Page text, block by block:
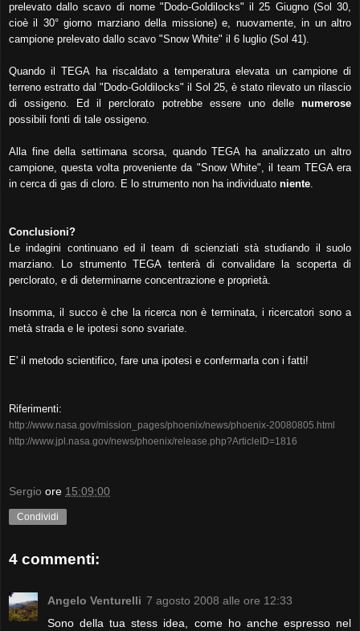
prelevato dallo scavo di nome "Dodo-Goldilocks" il 25 Giugno (Sol 30,
cioè il 30° giorno marziano della missione) e, nuovamente, in un altro
campione prelevato dallo scavo "Snow White" il 6 luglio (Sol 41).
Quando il TEGA ha riscaldato a temperatura elevata un campione di
terreno estratto dal "Dodo-Goldilocks" il Sol 25, è stato rilevato un rilascio
di ossigeno. Ed il perclorato potrebbe essere uno delle numerose
possibili fonti di tale ossigeno.
Alla fine della settimana scorsa, quando TEGA ha analizzato un altro
campione, questa volta proveniente da "Snow White", il team TEGA era
in cerca di gas di cloro. E lo strumento non ha individuato niente.
Conclusioni?
Le indagini continuano ed il team di scienziati stà studiando il suolo
marziano. Lo strumento TEGA tenterà di convalidare la scoperta di
perclorato, e di determinarne concentrazione e proprietà.
Insomma, il succo è che la ricerca non è terminata, i ricercatori sono a
metà strada e le ipotesi sono svariate.
E' il metodo scientifico, fare una ipotesi e confermarla con i fatti!
Riferimenti:
http://www.nasa.gov/mission_pages/phoenix/news/phoenix-20080805.html
http://www.jpl.nasa.gov/news/phoenix/release.php?ArticleID=1816
Sergio ore 15:09:00
Condividi
4 commenti:
Angelo Venturelli 7 agosto 2008 alle ore 12:33
Sono della tua stess idea, come ho anche espresso nel